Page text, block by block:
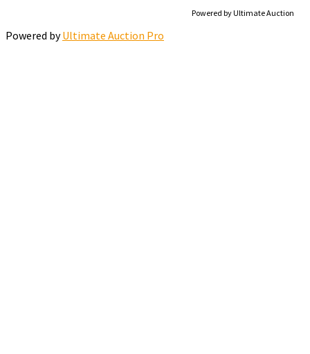
Powered by Ultimate Auction
Powered byUltimate Auction Pro